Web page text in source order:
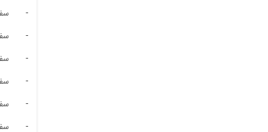
-
-
-
-
-
-